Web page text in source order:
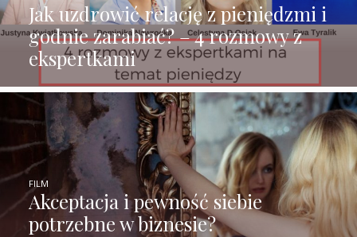
Jak uzdrowić relację z pieniędzmi i
godnie zarabiać? – 4 rozmowy z
ekspertkami
Akceptacja i pewność siebie
potrzebne w biznesie?
FILM